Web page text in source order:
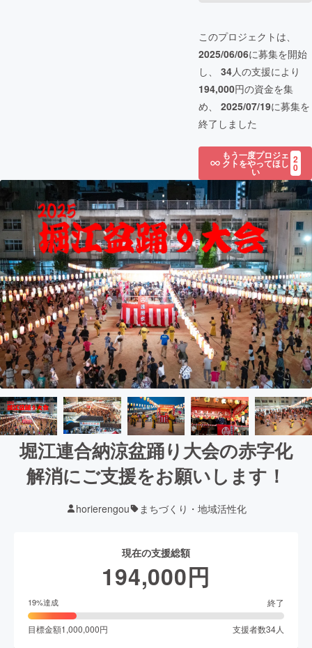
このプロジェクトは、
2025/06/06に募集を開始
し、 34人の支援により
194,000円の資金を集
め、 2025/07/19に募集を
終了しました
もう一度プロジェ
クトをやってほし
い
2
0
堀江連合納涼盆踊り大会の赤字化
解消にご支援をお願いします！
horierengou まちづくり・地域活性化
現在の支援総額
194,000円
19%達成 終了
目標金額1,000,000円 支援者数34人